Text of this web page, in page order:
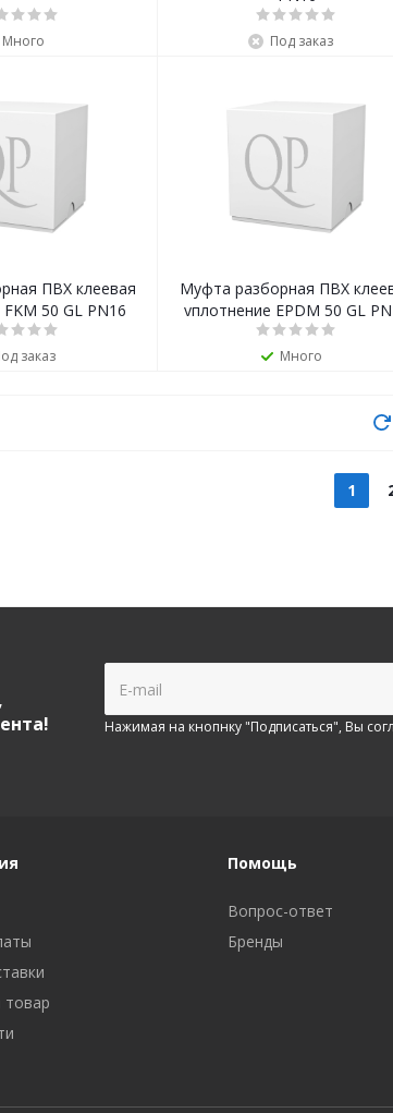
Много Под заказ
ПВХ клеевая
50 GL PN16
заказ
Муфта разборная ПВХ
уплотнение EPDM 50 GL
Много
1
Нажимая на кнопнку "Подписаться", Вы
товар
Помощь
Вопрос-ответ
Бренды